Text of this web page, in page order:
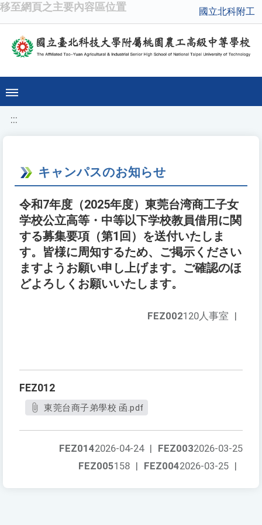
移至網頁之主要內容區位置 國立北科附工
:::
キャンパスのお知らせ
令和7年度（2025年度）東莞台湾商工子女
学校公立高等・中等以下学校教員借用に関
する募集要項（第1回）を送付いたしま
す。皆様に周知するため、ご掲示ください
ますようお願い申し上げます。ご確認のほ
どよろしくお願いいたします。
FEZ002120人事室 |
FEZ012
東莞台商子弟學校 函.pdf
FEZ0032026-03-25
FEZ0142026-04-24 |
FEZ0042026-03-25 |
FEZ005158 |